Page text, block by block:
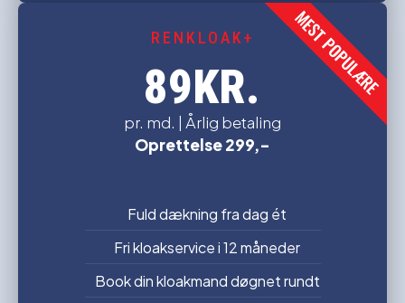
RENKLOAK+
89KR.
pr. md. | Årlig betaling
Oprettelse 299,-
Fuld dækning fra dag ét
Fri kloakservice i 12 måneder
Book din kloakmand døgnet rundt
MEST POPULÆRE